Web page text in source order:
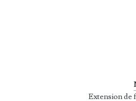
Extension de